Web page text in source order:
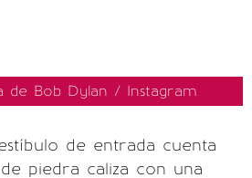
de Bob Dylan / Instagram
de entrada cuenta
piedra caliza con una